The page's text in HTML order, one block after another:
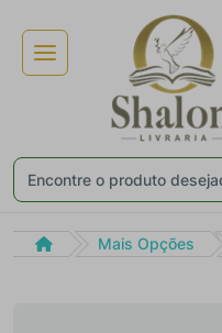
Mais Opções
Receba ofertas e
Não